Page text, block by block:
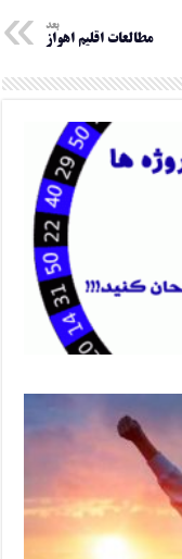
بعد
مطالعات اقلیم اهواز